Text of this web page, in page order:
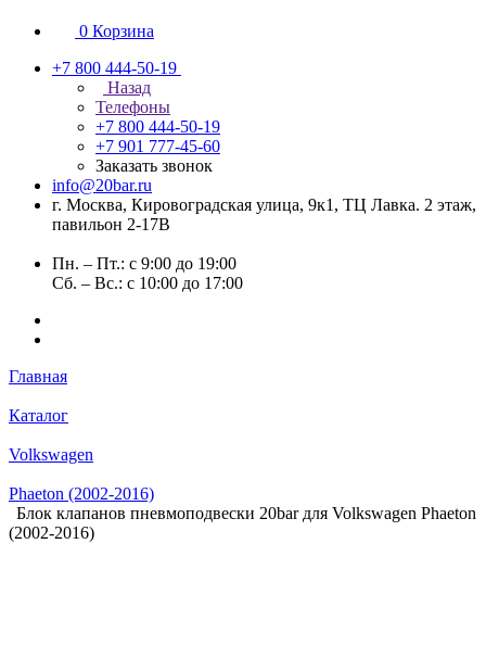
0 Корзина
+7 800 444-50-19
Назад
Телефоны
+7 800 444-50-19
+7 901 777-45-60
Заказать звонок
info@20bar.ru
г. Москва, Кировоградская улица, 9к1, ТЦ Лавка. 2 этаж,
павильон 2-17В
Пн. – Пт.: с 9:00 до 19:00
Сб. – Вс.: с 10:00 до 17:00
Главная
Каталог
Volkswagen
Phaeton (2002-2016)
Блок клапанов пневмоподвески 20bar для Volkswagen Phaeton
(2002-2016)